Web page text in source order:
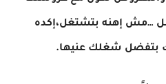
…مش إهنه بتشتغل،إكده
بتفضل شغلك عنيها.